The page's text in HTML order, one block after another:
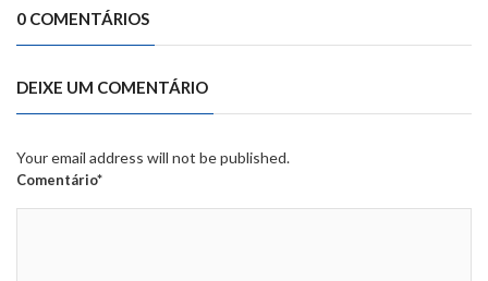
0 COMENTÁRIOS
DEIXE UM COMENTÁRIO
Your email address will not be published.
Comentário*